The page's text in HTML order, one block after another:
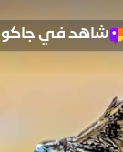
شاهد في جاكو